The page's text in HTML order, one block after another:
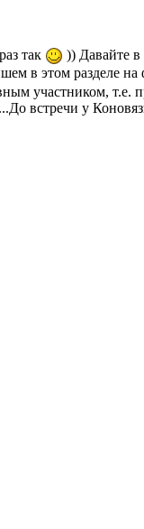
так
)) Давайте
в этом разделе
участником, т.е.
встречи у